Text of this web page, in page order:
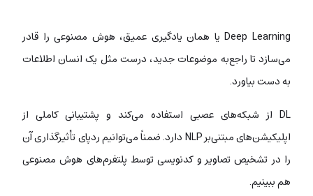
Deep Learning یا همان یادگیری عمیق، هوش مصنوعی را قادر
می‌سازد تا راجع‌به موضوعات جدید، درست مثل یک انسان اطلاعات
به دست بیاورد.
DL از شبکه‌های عصبی استفاده می‌کند و پشتیبانی کاملی از
اپلیکیشن‌های مبتنی‌بر NLP دارد. ضمناً می‌توانیم ردپای تأثیرگذاری آن
را در تشخیص تصاویر و کدنویسی توسط پلتفرم‌های هوش مصنوعی
هم ببینیم.